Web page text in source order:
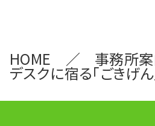
HOME 事務所
デスクに宿る「ごきげ